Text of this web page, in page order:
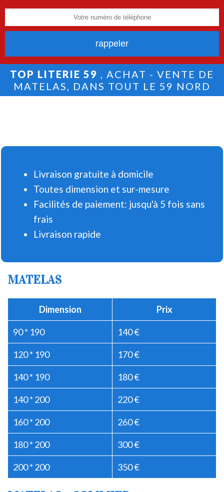
TOP LITERIE 59 , ACHAT - VENTE DE
MATELAS, DANS TOUT LE 59 NORD
Livraison gratuite à domicile
Toutes dimension et sur-mesure
Facilités de paiement: jusqu'à 5 fois sans
frais
Livraison rapide
MATELAS
Dimension Prix
90 * 190 140 €
120 * 190 170 €
140 * 190 180 €
140 * 200 220 €
160 * 200 260 €
180 * 200 300 €
200 * 200 350 €